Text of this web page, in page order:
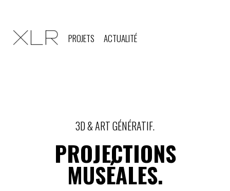
PROJETS ACTUALITÉ
3D & ART GÉNÉRATIF.
PROJECTIONS
MUSÉALES.